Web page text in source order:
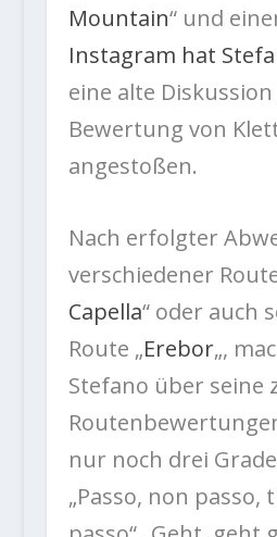
Mountain“ und
Instagram hat
eine alte
Bewertung von
angestoßen.
Nach erfolgter
verschiedener
Capella“ oder auch
Route „Erebor„,
Stefano über seine
nur noch drei
„Passo, non passo,